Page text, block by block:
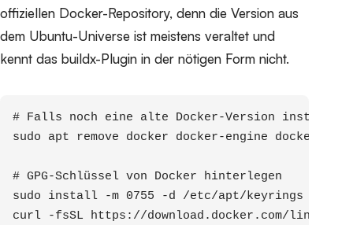
offiziellen Docker-Repository, denn die Version aus
dem Ubuntu-Universe ist meistens veraltet und
kennt das buildx-Plugin in der nötigen Form nicht.
# Falls noch eine alte Docker-Version
sudo apt remove docker docker-engine docker.io
# GPG-Schlüssel von Docker hinterlegen
sudo install -m 0755 -d /etc/apt/keyrings
curl -fsSL https://download.docker.com/linux/